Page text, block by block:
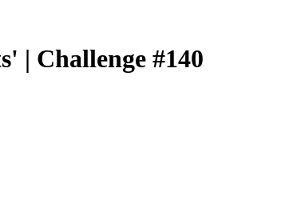
| Challenge #140